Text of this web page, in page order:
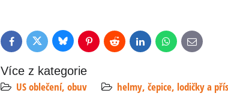
FacebookTwitter BlueskyPinterestReddit LinkedInWhatsApp
E-
mail
Více z kategorie
US oblečení, obuv
helmy, čepice, lodičky a